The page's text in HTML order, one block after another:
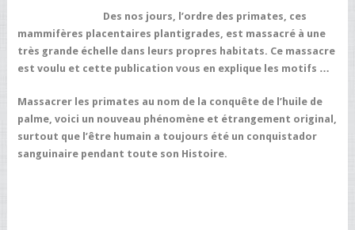
Des nos jours, l’ordre des primates, ces
mammifères placentaires plantigrades, est massacré à une
très grande échelle dans leurs propres habitats. Ce massacre
est voulu et cette publication vous en explique les motifs …
Massacrer les primates au nom de la conquête de l’huile de
palme, voici un nouveau phénomène et étrangement original,
surtout que l’être humain a toujours été un conquistador
sanguinaire pendant toute son Histoire.